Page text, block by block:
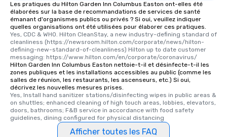
Les pratiques du Hilton Garden Inn Columbus Easton ont-elles été
élaborées sur la base de recommandations de services de santé
émanant d'organismes publics ou privés ? Si oui, veuillez indiquer
quelles organisations ont été utilisées pour élaborer ces pratiques.
Yes, CDC & WHO. Hilton CleanStay, a new industry-defining standard of
cleanliness (https://newsroom.hilton.com/corporate/news/hilton-
defining-new-standard-of-cleanliness) Hilton up to date customer
messaging: https://www.hilton.com/en/corporate/coronavirus/
Hilton Garden Inn Columbus Easton nettoie-t-il et désinfecte-t-il les
zones publiques et les installations accessibles au public (comme les
salles de réunion, les restaurants, les ascenseurs, etc.) Si oui,
décrivez les nouvelles mesures prises.
Yes, Install hand sanitizer stations/disinfecting wipes in public areas &
on shuttles; enhanced cleaning of high touch areas, lobbies, elevators,
doors, bathrooms; F&B service in accordance with food safety
guidelines, dining configured for physical distancing
Afficher toutes les FAQ